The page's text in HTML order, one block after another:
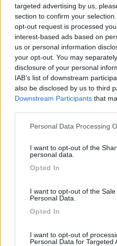
targeted advertising by us,
section to confirm your
opt-out request is processed
interest-based ads based on
us or personal information
your opt-out. You may
disclosure of your personal
IAB’s list of downstream
also be disclosed by us to third
Downstream Participants that
Please note that this website/
not limited to your visit or usage
grant or deny consent to
use your data for below
Personal Data Processing
I want to opt-out of the
personal data.
Opted In
I want to opt-out of the
Personal Data.
Opted In
I want to opt-out of
Personal Data for Targeted
+ 12 volt
- 12 volt
motore
-12 volt
+12 volt
T i t a n
-
Bisogna unire 1 con 6 e 2 con 5.